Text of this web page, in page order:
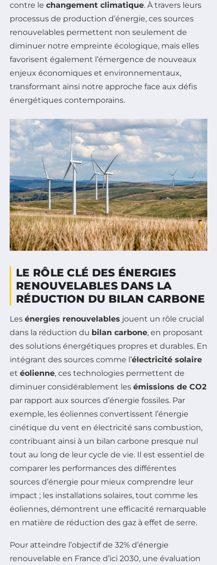
contre le changement climatique. À travers leurs
processus de production d’énergie, ces sources
renouvelables permettent non seulement de
diminuer notre empreinte écologique, mais elles
favorisent également l’émergence de nouveaux
enjeux économiques et environnementaux,
transformant ainsi notre approche face aux défis
énergétiques contemporains.
LE RÔLE CLÉ DES ÉNERGIES
RENOUVELABLES DANS LA
RÉDUCTION DU BILAN CARBONE
Les énergies renouvelables jouent un rôle crucial
dans la réduction du bilan carbone, en proposant
des solutions énergétiques propres et durables. En
intégrant des sources comme l’électricité solaire
et éolienne, ces technologies permettent de
diminuer considérablement les émissions de CO2
par rapport aux sources d’énergie fossiles. Par
exemple, les éoliennes convertissent l’énergie
cinétique du vent en électricité sans combustion,
contribuant ainsi à un bilan carbone presque nul
tout au long de leur cycle de vie. Il est essentiel de
comparer les performances des différentes
sources d’énergie pour mieux comprendre leur
impact ; les installations solaires, tout comme les
éoliennes, démontrent une efficacité remarquable
en matière de réduction des gaz à effet de serre.
Pour atteindre l’objectif de 32% d’énergie
renouvelable en France d’ici 2030, une évaluation